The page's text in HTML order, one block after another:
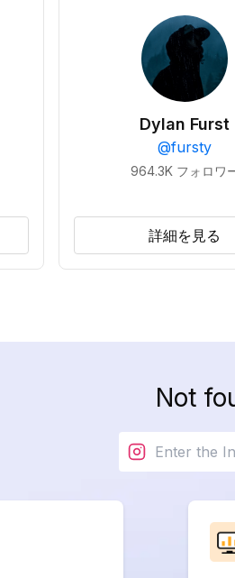
Dylan Furst
@fursty
964.3K フォロワ
詳細を見る
Not